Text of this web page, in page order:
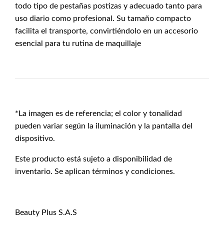
todo tipo de pestañas postizas y adecuado tanto para
uso diario como profesional. Su tamaño compacto
facilita el transporte, convirtiéndolo en un accesorio
esencial para tu rutina de maquillaje
*La imagen es de referencia; el color y tonalidad
pueden variar según la iluminación y la pantalla del
dispositivo.
Este producto está sujeto a disponibilidad de
inventario. Se aplican términos y condiciones.
Beauty Plus S.A.S